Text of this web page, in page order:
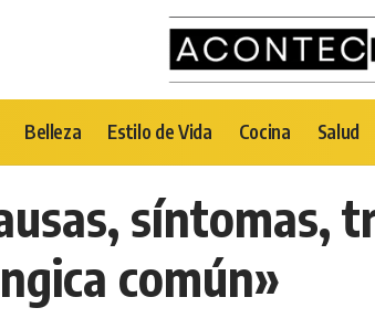
Belleza Estilo de Vida Cocina Salud
síntomas,
común»